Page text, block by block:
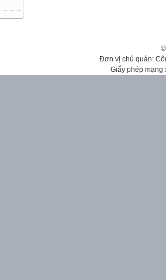
Đơn vị chủ quản:
Giấy phép mạng